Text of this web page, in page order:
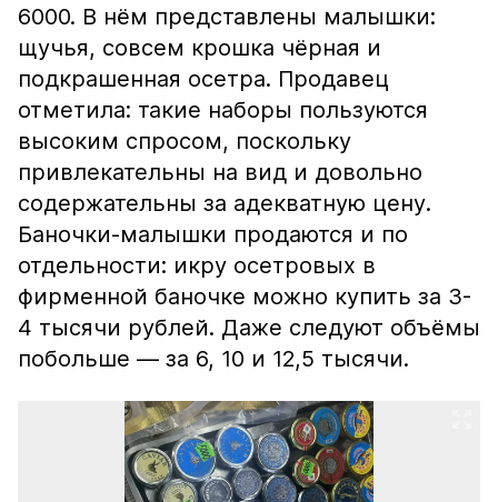
6000. В нём представлены малышки:
щучья, совсем крошка чёрная и
подкрашенная осетра. Продавец
отметила: такие наборы пользуются
высоким спросом, поскольку
привлекательны на вид и довольно
содержательны за адекватную цену.
Баночки-малышки продаются и по
отдельности: икру осетровых в
фирменной баночке можно купить за 3-
4 тысячи рублей. Даже следуют объёмы
побольше — за 6, 10 и 12,5 тысячи.